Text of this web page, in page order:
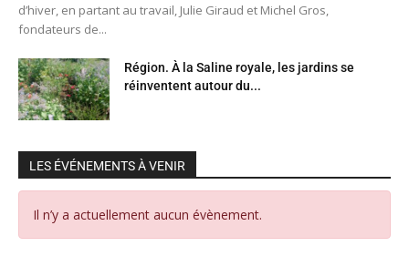
d’hiver, en partant au travail, Julie Giraud et Michel Gros,
fondateurs de...
Région. À la Saline royale, les jardins se
réinventent autour du...
LES ÉVÉNEMENTS À VENIR
Il n’y a actuellement aucun évènement.